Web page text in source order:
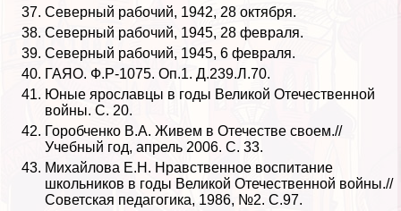
Северный рабочий, 1942, 28 октября.
Северный рабочий, 1945, 28 февраля.
Северный рабочий, 1945, 6 февраля.
ГАЯО. Ф.Р-1075. Оп.1. Д.239.Л.70.
Юные ярославцы в годы Великой Отечественной
войны. С. 20.
Горобченко В.А. Живем в Отечестве своем.//
Учебный год, апрель 2006. С. 33.
Михайлова Е.Н. Нравственное воспитание
школьников в годы Великой Отечественной войны.//
Советская педагогика, 1986, №2. С.97.